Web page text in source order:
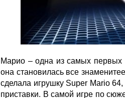
Марио – одна из самых первых
она становилась все
сделала игрушку Super Mario
приставки. В самой игре по